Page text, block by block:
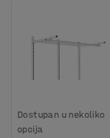
Dostupan u nekoliko
opcija